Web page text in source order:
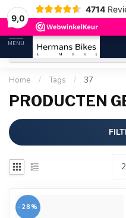
9,0
4714
30 dagen bedenktijd
MENU
Home / Tags / 37
PRODUCTEN
-28%